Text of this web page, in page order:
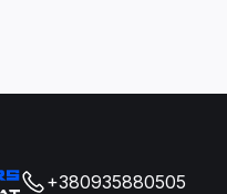
+380935880505